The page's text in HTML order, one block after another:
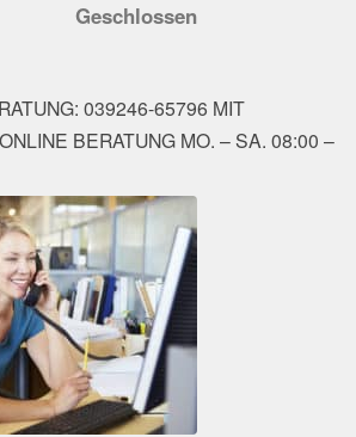
Geschlossen
039246-65796 MIT
BERATUNG MO. – SA. 08:00 –